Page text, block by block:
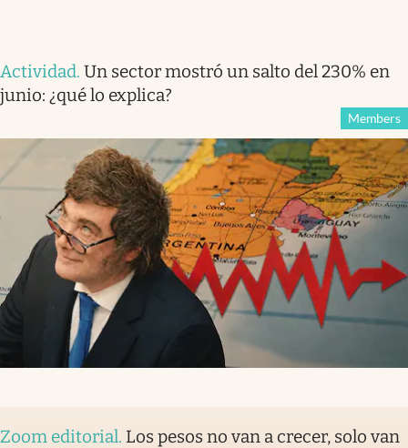
Actividad. Un sector mostró un salto del 230% en
junio: ¿qué lo explica?
Members
Zoom editorial. Los pesos no van a crecer, solo van